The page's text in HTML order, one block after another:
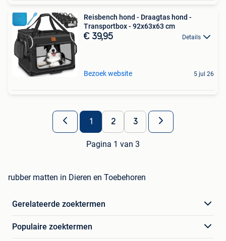
Reisbench hond - Draagtas hond -
Transportbox - 92x63x63 cm
€ 39,95 Details
Bezoek website 5 jul 26
1 2 3
Pagina 1 van 3
rubber matten in Dieren en Toebehoren
Gerelateerde zoektermen
Populaire zoektermen